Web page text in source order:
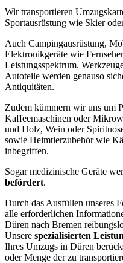
Wir transportieren
Sportausrüstung wie Skier
Auch Campingausrüstung,
Elektronikgeräte wie
Leistungsspektrum.
Autoteile werden genauso
Antiquitäten.
Zudem kümmern wir uns um
Kaffeemaschinen oder
und Holz, Wein oder
sowie Heimtierzubehör wie
inbegriffen.
Sogar medizinische Geräte
befördert.
Durch das Ausfüllen unseres
alle erforderlichen
Düren nach Bremen
Unsere spezialisierten
Ihres Umzugs in Düren
oder Menge der zu